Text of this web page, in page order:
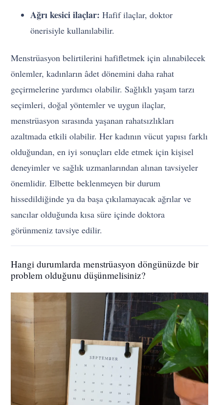
Ağrı kesici ilaçlar: Hafif ilaçlar, doktor
önerisiyle kullanılabilir.
Menstrüasyon belirtilerini hafifletmek için alınabilecek
önlemler, kadınların âdet dönemini daha rahat
geçirmelerine yardımcı olabilir. Sağlıklı yaşam tarzı
seçimleri, doğal yöntemler ve uygun ilaçlar,
menstrüasyon sırasında yaşanan rahatsızlıkları
azaltmada etkili olabilir. Her kadının vücut yapısı farklı
olduğundan, en iyi sonuçları elde etmek için kişisel
deneyimler ve sağlık uzmanlarından alınan tavsiyeler
önemlidir. Elbette beklenmeyen bir durum
hissedildiğinde ya da başa çıkılamayacak ağrılar ve
sancılar olduğunda kısa süre içinde doktora
görünmeniz tavsiye edilir.
Hangi durumlarda menstrüasyon döngünüzde bir
problem olduğunu düşünmelisiniz?